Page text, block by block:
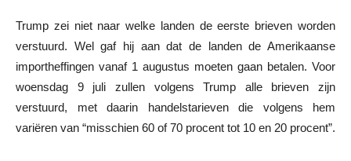
Trump zei niet naar welke landen de eerste brieven worden
verstuurd. Wel gaf hij aan dat de landen de Amerikaanse
importheffingen vanaf 1 augustus moeten gaan betalen. Voor
woensdag 9 juli zullen volgens Trump alle brieven zijn
verstuurd, met daarin handelstarieven die volgens hem
variëren van “misschien 60 of 70 procent tot 10 en 20 procent”.